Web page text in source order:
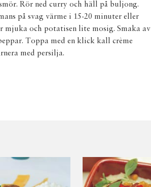
Rör ned curry och häll på buljong.
på svag värme i 15-20 minuter eller
mjuka och potatisen lite mosig. Smaka av
Toppa med en klick kall crème
med persilja.